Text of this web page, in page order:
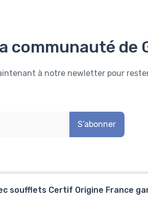
communauté de
à notre newletter pour
S’abonner
soufflets Certif Origine France